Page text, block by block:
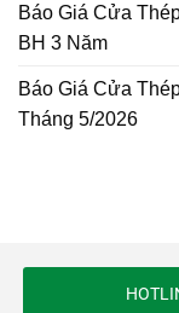
Báo Giá Cửa
BH 3 Năm
Báo Giá Cửa
Tháng 5/2026